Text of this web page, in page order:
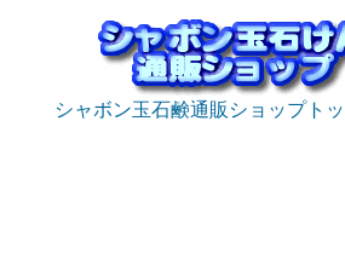
シャボン玉石鹸通販ショップト